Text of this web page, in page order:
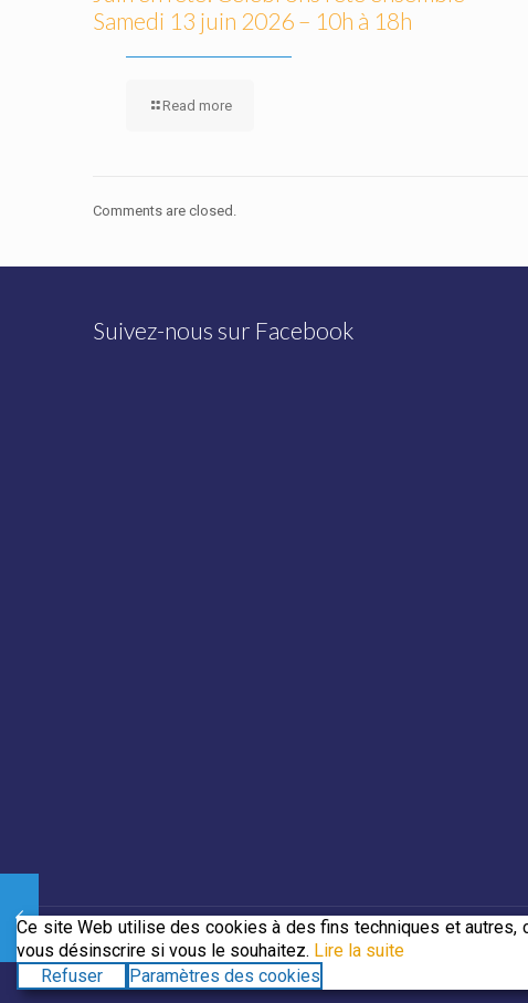
Samedi 13 juin 2026 – 10h à 18h
Read more
Comments are closed.
Suivez-nous sur Facebook
© 2019 CJECDN. Tous droits réservés. Site web conçu par
Ce site Web utilise des cookies à des fins techniques et
vous désinscrire si vous le souhaitez. Lire la suite
Refuser
Paramètres des cookies